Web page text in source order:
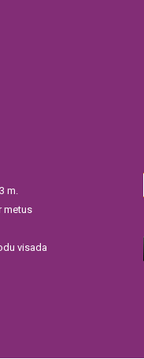
m.
metus
visada